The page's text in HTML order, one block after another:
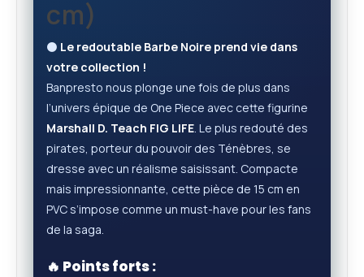
cm)
⚫ Le redoutable Barbe Noire prend vie dans
votre collection !
Banpresto nous plonge une fois de plus dans
l’univers épique de One Piece avec cette figurine
Marshall D. Teach FIG LIFE. Le plus redouté des
pirates, porteur du pouvoir des Ténèbres, se
dresse avec un réalisme saisissant. Compacte
mais impressionnante, cette pièce de 15 cm en
PVC s’impose comme un must-have pour les fans
de la saga.
🔥 Points forts :